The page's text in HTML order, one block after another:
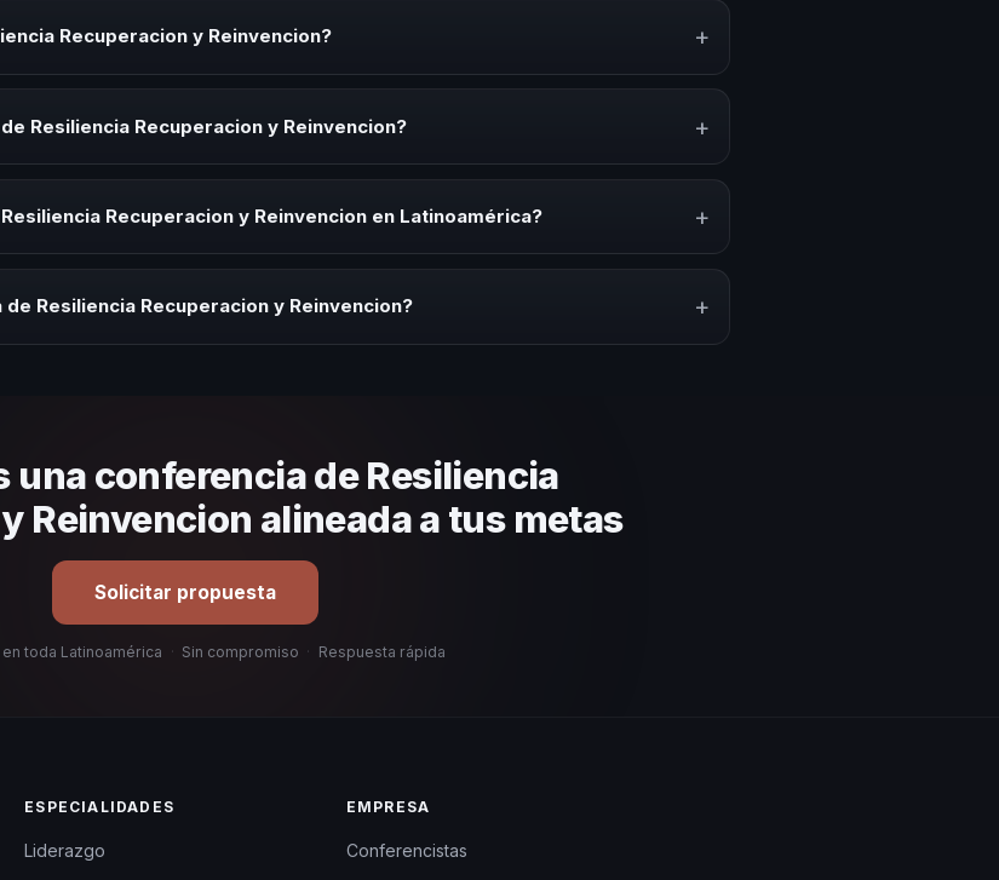
Recuperacion y Reinvencion? +
Resiliencia Recuperacion y Reinvencion? +
Recuperacion y Reinvencion en Latinoamérica? +
Resiliencia Recuperacion y Reinvencion? +
una conferencia de Resiliencia
Reinvencion alineada a tus metas
Solicitar propuesta
toda Latinoamérica · Sin compromiso · Respuesta rápida
ESPECIALIDADES
Liderazgo
EMPRESA
Conferencistas